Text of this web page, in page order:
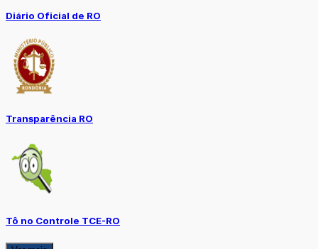
Diário Oficial de RO
Transparência RO
Tô no Controle TCE-RO